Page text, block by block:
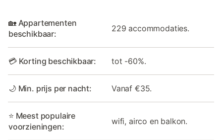
🏡 Appartementen
beschikbaar:
229 accommodaties.
💳 Korting beschikbaar: tot -60%.
🌙 Min. prijs per nacht: Vanaf €35.
⭐ Meest populaire
voorzieningen:
wifi, airco en balkon.